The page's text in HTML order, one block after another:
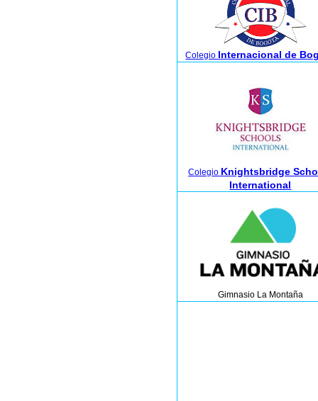
Colegio Internacional de
Colegio Knightsbridge
International
Gimnasio La Montaña